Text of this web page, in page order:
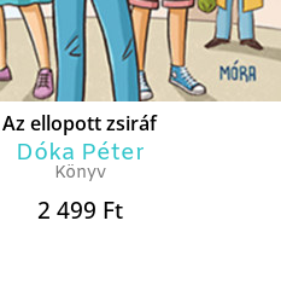
Az ellopott zsiráf
Dóka Péter
Könyv
2 499 Ft